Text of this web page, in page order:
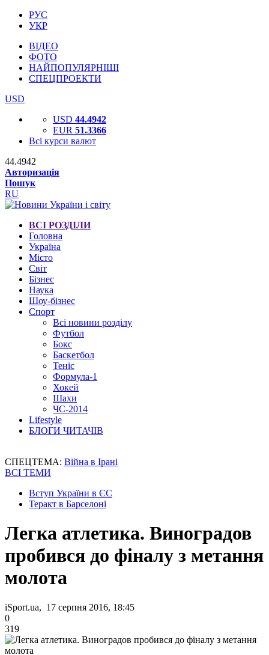
РУС
УКР
ВІДЕО
ФОТО
НАЙПОПУЛЯРНІШІ
СПЕЦПРОЕКТИ
USD
USD 44.4942
EUR 51.3366
Всі курси валют
44.4942
Авторизація
Пошук
RU
ВСІ РОЗДІЛИ
Головна
Україна
Місто
Світ
Бізнес
Наука
Шоу-бізнес
Спорт
Всі новини розділу
Футбол
Бокс
Баскетбол
Теніс
Формула-1
Хокей
Шахи
ЧС-2014
Lifestyle
БЛОГИ ЧИТАЧІВ
СПЕЦТЕМА: Війна в Ірані
ВСІ ТЕМИ
Вступ України в ЄС
Теракт в Барселоні
Легка атлетика. Виноградов
пробився до фіналу з метання
молота
iSport.ua, 17 серпня 2016, 18:45
0
319